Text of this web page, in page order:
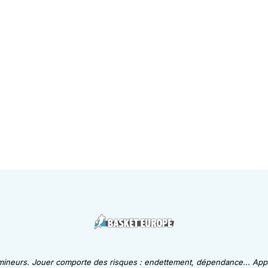
Jouer comporte des risques : endettement, dépendance...